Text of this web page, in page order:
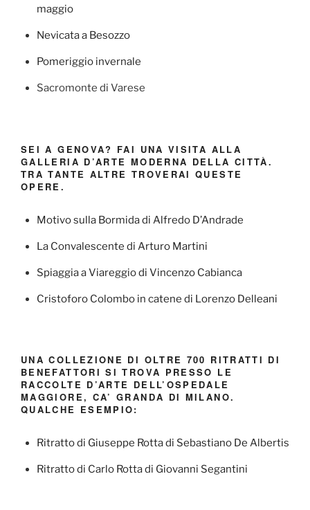
maggio
Nevicata a Besozzo
Pomeriggio invernale
Sacromonte di Varese
SEI A GENOVA? FAI UNA VISITA ALLA
GALLERIA D’ARTE MODERNA DELLA CITTÀ.
TRA TANTE ALTRE TROVERAI QUESTE
OPERE.
Motivo sulla Bormida di Alfredo D’Andrade
La Convalescente di Arturo Martini
Spiaggia a Viareggio di Vincenzo Cabianca
Cristoforo Colombo in catene di Lorenzo Delleani
UNA COLLEZIONE DI OLTRE 700 RITRATTI DI
BENEFATTORI SI TROVA PRESSO LE
RACCOLTE D’ARTE DELL’OSPEDALE
MAGGIORE, CA’ GRANDA DI MILANO.
QUALCHE ESEMPIO:
Ritratto di Giuseppe Rotta di Sebastiano De Albertis
Ritratto di Carlo Rotta di Giovanni Segantini